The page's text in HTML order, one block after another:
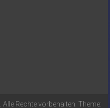
. Alle Rechte vorbehalten. Theme: